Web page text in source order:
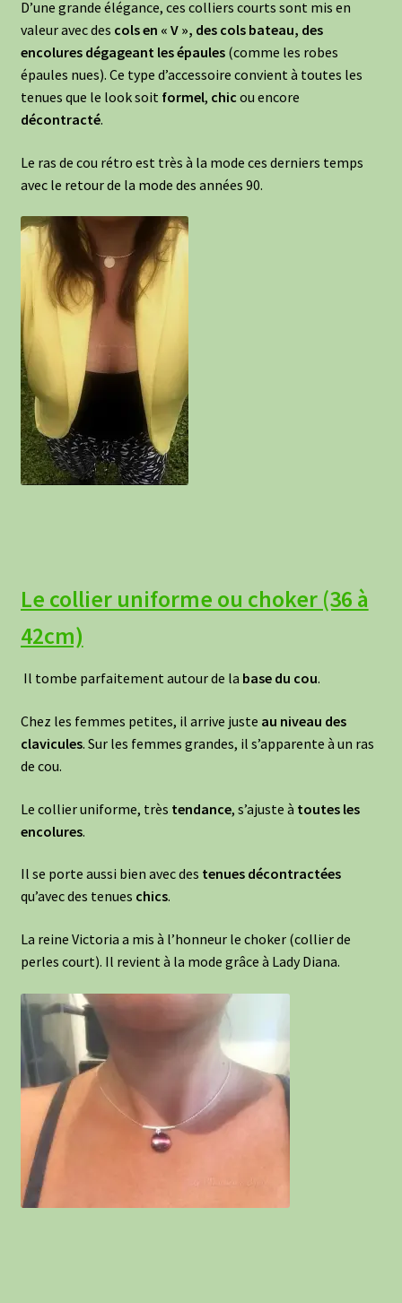
D’une grande élégance, ces colliers courts sont mis en
valeur avec des cols en « V », des cols bateau, des
encolures dégageant les épaules(comme les robes
épaules nues). Ce type d’accessoire convient à toutes les
tenues que le look soit formel, chic ou encore
décontracté.
Le ras de cou rétro est très à la mode ces derniers temps
avec le retour de la mode des années 90.
Le collier uniforme ou choker (36 à
42cm)
Il tombe parfaitement autour de la base du cou.
Chez les femmes petites, il arrive juste au niveau des
clavicules. Sur les femmes grandes, il s’apparente à un ras
de cou.
Le collier uniforme, très tendance, s’ajuste à toutes les
encolures.
Il se porte aussi bien avec des tenues décontractées
qu’avec des tenues chics.
La reine Victoria a mis à l’honneur le choker (collier de
perles court). Il revient à la mode grâce à Lady Diana.